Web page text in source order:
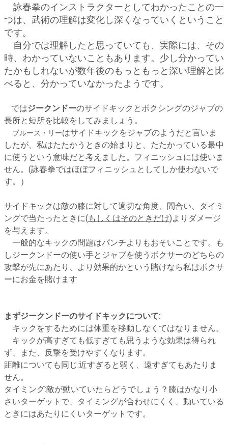
詠春拳のインストラクターとしてわかったことの一
つは、武術の理解は変化し深くなっていくということ
です。
自分では理解したと思っていても、実際には、その
時、わかっていないこともあります。少し分かってい
たかもしれないが数年後のもっともっと深い理解と比
べると、分かっていなかったようです。
ではジークンドーのサイドキックとボクシングのジャブの
長所と短所を比較をしてみましょう。
ブルース・リーはサイドキックをジャブのようだと言いま
したが、私はたたかうときの始まりと、たたかっている最中
に使うという意味だと考えました。フィニッシュには使いま
せん。(詠春拳ではほぼフィニッシュとしてしか使わないで
す。）
サイドキックは敵の膝に対して適切な角度、間合い、タイミ
ングで当たったときに(もしくはそのときだけ)よりダメージ
を与えます。
一般的なキックの問題はパンチよりもおそいことです。も
しジークンドーの使い手とジャブを使うボクサーのどちらの
攻撃が先にあたり、より効果的かという賭けなら私はボクサ
ーにお金を賭けます
まずジークンドーのサイドキックについて:
キックをするためには体重を移動しなくてはなりません。
キックが高すぎても低すぎても思うような効果は得られ
ず、また、反撃を受けやすくなります。
距離についても同じ:近すぎると弱く、遠すぎてもあたりま
せん。
タイミング:敵が動いていたらどうでしょう？膝はかなり小
さいターゲットで、タイミングが合わせにくく、動いている
ときにはあたりにくいターゲットです。